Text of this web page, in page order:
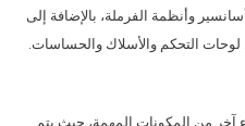
وأنظمة الفرملة، بالإضافة إلى
لوحات التحكم والأسلاك والحساسات.